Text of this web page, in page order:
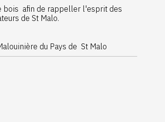
bois afin de rappeller l'esprit des
de St Malo.
du Pays de St Malo